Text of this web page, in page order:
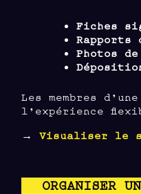
Fiches
Photos
Les membres
l’expérience
→Visualiser le
ORGANISER